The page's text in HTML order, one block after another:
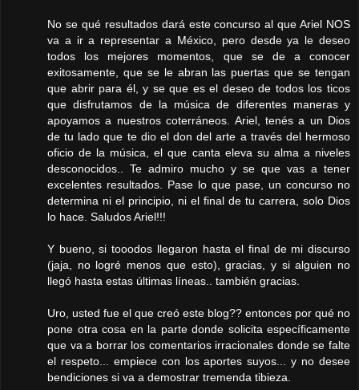
No se qué resultados dará este concurso al que Ariel NOS
va a ir a representar a México, pero desde ya le deseo
todos los mejores momentos, que se de a conocer
exitosamente, que se le abran las puertas que se tengan
que abrir para él, y se que es el deseo de todos los ticos
que disfrutamos de la música de diferentes maneras y
apoyamos a nuestros coterráneos. Ariel, tenés a un Dios
de tu lado que te dio el don del arte a través del hermoso
oficio de la música, el que canta eleva su alma a niveles
desconocidos.. Te admiro mucho y se que vas a tener
excelentes resultados. Pase lo que pase, un concurso no
determina ni el principio, ni el final de tu carrera, solo Dios
lo hace. Saludos Ariel!!!
Y bueno, si tooodos llegaron hasta el final de mi discurso
(jaja, no logré menos que esto), gracias, y si alguien no
llegó hasta estas últimas líneas.. también gracias.
Uro, usted fue el que creó este blog?? entonces por qué no
pone otra cosa en la parte donde solicita específicamente
que va a borrar los comentarios irracionales donde se falte
el respeto... empiece con los aportes suyos... y no desee
bendiciones si va a demostrar tremenda tibieza.